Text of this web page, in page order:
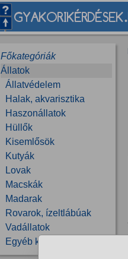
Főkategóriák
Állatok
Állatvédelem
Halak, akvarisztika
Haszonállatok
Hüllők
Kisemlősök
Kutyák
Lovak
Macskák
Madarak
Rovarok, ízeltlábúak
Vadállatok
Egyéb kérdések